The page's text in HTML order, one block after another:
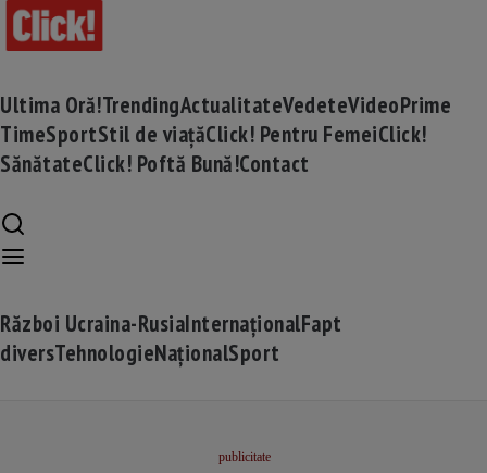
Ultima Oră!TrendingActualitateVedeteVideoPrime
TimeSportStil de viațăClick! Pentru FemeiClick!
SănătateClick! Poftă Bună!Contact
Război Ucraina-RusiaInternaționalFapt
diversTehnologieNaționalSport